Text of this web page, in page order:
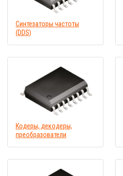
Синтезаторы частоты
(DDS)
Кодеры, декодеры,
преобразователи